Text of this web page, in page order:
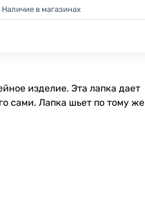
Наличие в магазинах
изделие. Эта лапка дает
сами. Лапка шьет по тому же